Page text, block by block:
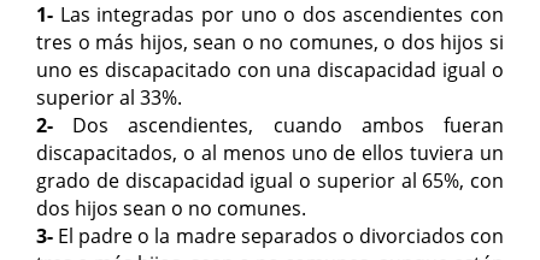
1- Las integradas por uno o dos ascendientes con
tres o más hijos, sean o no comunes, o dos hijos si
uno es discapacitado con una discapacidad igual o
superior al 33%.
2- Dos ascendientes, cuando ambos fueran
discapacitados, o al menos uno de ellos tuviera un
grado de discapacidad igual o superior al 65%, con
dos hijos sean o no comunes.
3- El padre o la madre separados o divorciados con